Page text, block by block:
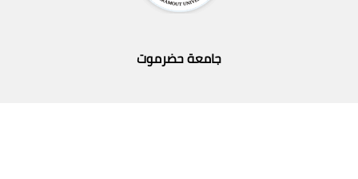
جامعة حضرموت